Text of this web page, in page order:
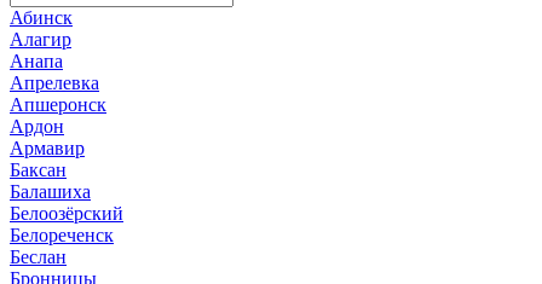
Абинск
Алагир
Анапа
Апрелевка
Апшеронск
Ардон
Армавир
Баксан
Балашиха
Белоозёрский
Белореченск
Беслан
Бронницы